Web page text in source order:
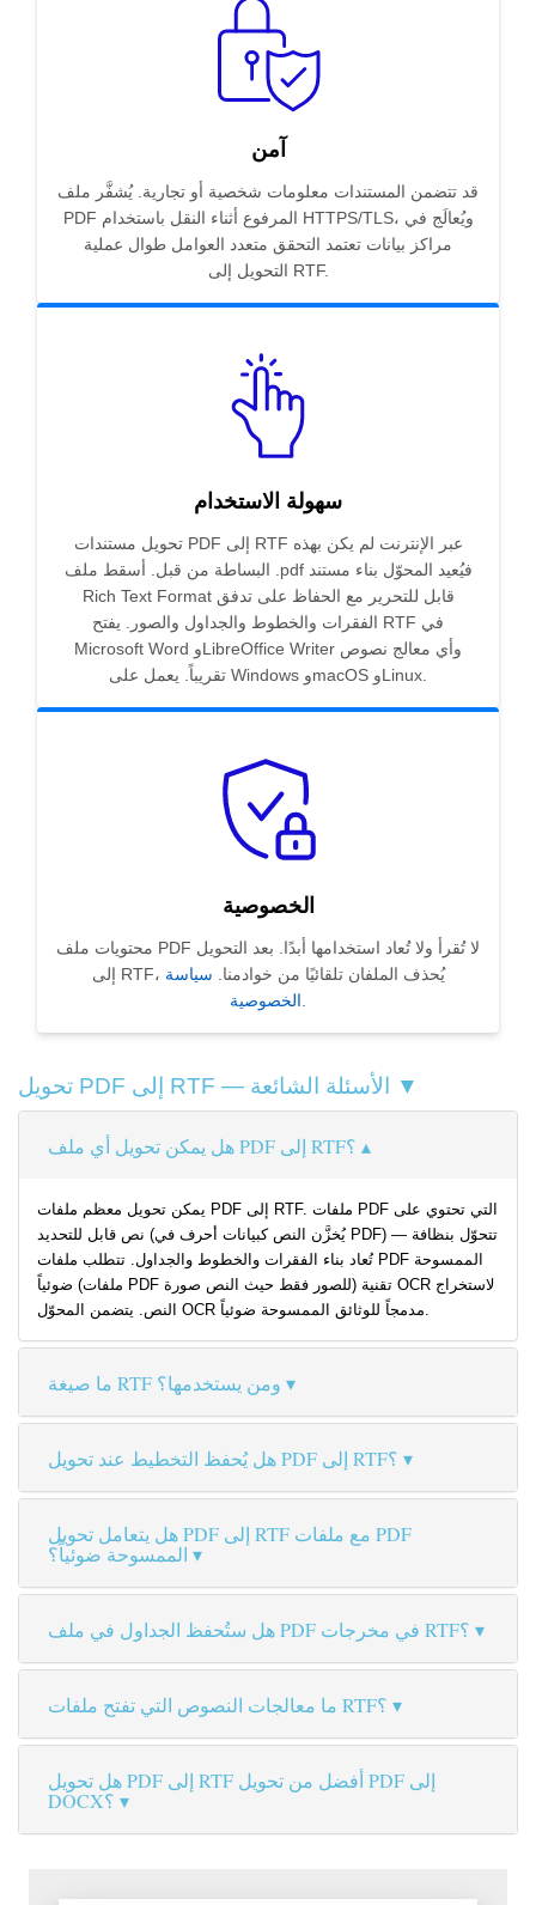
آمن
قد تتضمن المستندات معلومات شخصية أو تجارية. يُشفَّر ملف
PDF المرفوع أثناء النقل باستخدام HTTPS/TLS، ويُعالَج في
مراكز بيانات تعتمد التحقق متعدد العوامل طوال عملية
التحويل إلى RTF.
سهولة الاستخدام
تحويل مستندات PDF إلى RTF عبر الإنترنت لم يكن بهذه
البساطة من قبل. أسقط ملف .pdf فيُعيد المحوّل بناء مستند
Rich Text Format قابل للتحرير مع الحفاظ على تدفق
الفقرات والخطوط والجداول والصور. يفتح RTF في
Microsoft Word وLibreOffice Writer وأي معالج نصوص
تقريباً. يعمل على Windows وmacOS وLinux.
الخصوصية
محتويات ملف PDF لا تُقرأ ولا تُعاد استخدامها أبدًا. بعد التحويل
إلى RTF، يُحذف الملفان تلقائيًا من خوادمنا. سياسة
الخصوصية
تحويل PDF إلى RTF — الأسئلة الشائعة ▼
هل يمكن تحويل أي ملف PDF إلى RTF؟
يمكن تحويل معظم ملفات PDF إلى RTF. ملفات PDF التي تحتوي على
نص قابل للتحديد (يُخزَّن النص كبيانات أحرف في PDF) تتحوّل بنظافة —
تُعاد بناء الفقرات والخطوط والجداول. تتطلب ملفات PDF الممسوحة
ضوئياً (ملفات PDF للصور فقط حيث النص صورة) تقنية OCR لاستخراج
النص. يتضمن المحوّل OCR مدمجاً للوثائق الممسوحة ضوئياً.
ما صيغة RTF ومن يستخدمها؟
هل يُحفظ التخطيط عند تحويل PDF إلى RTF؟
هل يتعامل تحويل PDF إلى RTF مع ملفات PDF
الممسوحة ضوئياً؟
هل ستُحفظ الجداول في ملف PDF في مخرجات RTF؟
ما معالجات النصوص التي تفتح ملفات RTF؟
هل تحويل PDF إلى RTF أفضل من تحويل PDF إلى
DOCX؟